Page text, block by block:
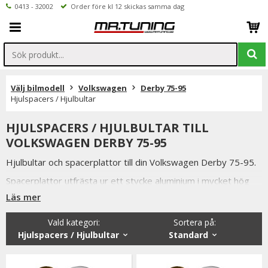
0413 - 32002 Order före kl 12 skickas samma dag
Välj bilmodell Volkswagen
Derby 75-95
Hjulspacers / Hjulbultar
HJULSPACERS / HJULBULTAR TILL
VOLKSWAGEN DERBY 75-95
Hjulbultar och spacerplattor till din Volkswagen Derby 75-95.
Spacerplattor utfrästa ur ett stycke aluminium i mycket hög
kvalitet.
Alla våra hjulbultar, låsbultar och hjulspacers är av högsta
kvalitet samtidigt som vi håller konkurrenskraftiga priser och
snabba leveranser.
Läs mer
Sortera på:
Standard
Vald kategori:
Hjulspacers / Hjulbultar